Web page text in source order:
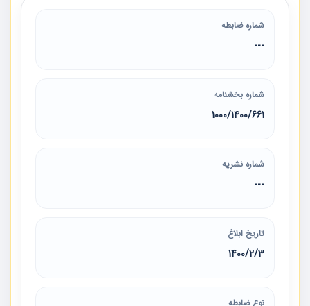
شماره ضابطه
---
شماره بخشنامه
1000/1400/661
شماره نشریه
---
تاریخ ابلاغ
1400/2/3
نوع ضابطه